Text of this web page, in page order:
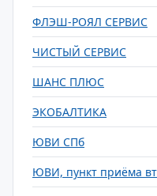
ФЛЭШ-РОЯЛ СЕРВИС
ЧИСТЫЙ СЕРВИС
ШАНС ПЛЮС
ЭКОБАЛТИКА
ЮВИ СПб
ЮВИ, пункт приёма